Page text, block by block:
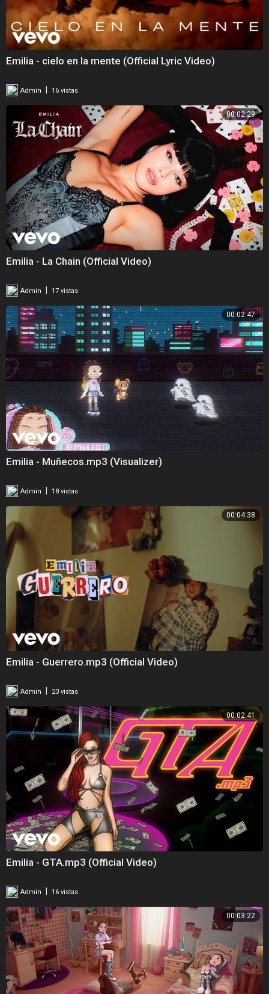
Emilia - cielo en la mente (Official Lyric Video)
Admin 16 vistas
00:02:29
Emilia - La Chain (Official Video)
Admin 17 vistas
00:02:47
Emilia - Muñecos.mp3 (Visualizer)
Admin 18 vistas
00:04:38
Emilia - Guerrero.mp3 (Official Video)
Admin 23 vistas
00:02:41
Emilia - GTA.mp3 (Official Video)
Admin | 16 vistas
00:03:22